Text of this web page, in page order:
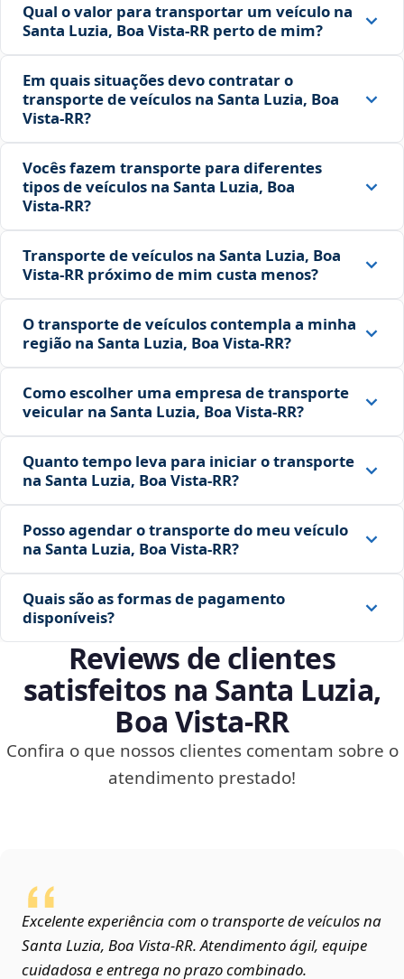
Qual o valor para transportar um veículo na
Santa Luzia, Boa Vista‑RR perto de mim?
Em quais situações devo contratar o
transporte de veículos na Santa Luzia, Boa
Vista‑RR?
Vocês fazem transporte para diferentes
tipos de veículos na Santa Luzia, Boa
Vista‑RR?
Transporte de veículos na Santa Luzia, Boa
Vista‑RR próximo de mim custa menos?
O transporte de veículos contempla a minha
região na Santa Luzia, Boa Vista‑RR?
Como escolher uma empresa de transporte
veicular na Santa Luzia, Boa Vista‑RR?
Quanto tempo leva para iniciar o transporte
na Santa Luzia, Boa Vista‑RR?
Posso agendar o transporte do meu veículo
na Santa Luzia, Boa Vista‑RR?
Quais são as formas de pagamento
disponíveis?
Reviews de clientes
satisfeitos na Santa Luzia,
Boa Vista‑RR
Confira o que nossos clientes comentam sobre o
atendimento prestado!
Excelente experiência com o transporte de veículos na
Santa Luzia, Boa Vista‑RR. Atendimento ágil, equipe
cuidadosa e entrega no prazo combinado.